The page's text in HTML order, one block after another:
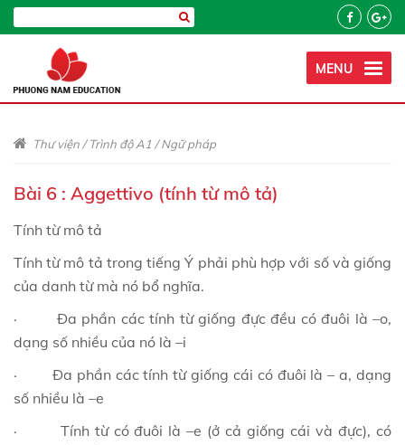
MENU
Thư viện/Trình độ A1 /Ngữ pháp
Bài 6 : Aggettivo (tính từ mô tả)
Tính từ mô tả
Tính từ mô tả trong tiếng Ý phải phù hợp với số và giống
của danh từ mà nó bổ nghĩa.
· Đa phần các tính từ giống đực đều có đuôi là –o,
dạng số nhiều của nó là –i
· Đa phần các tính từ giống cái có đuôi là – a, dạng
số nhiều là –e
· Tính từ có đuôi là –e (ở cả giống cái và đực), có